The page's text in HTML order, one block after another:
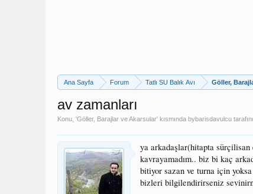
Ana Sayfa Forum Tatlı SU Balık Avı Göller,
av zamanları
Konu, 'Göller, Barajlar ve Akarsular' kısmında bybarisdavulcu
ya arkadaşlar(hitapta
kavrayamadım.. biz bi kaç
bitiyor sazan ve turna için
bizleri bilgilendirirseniz